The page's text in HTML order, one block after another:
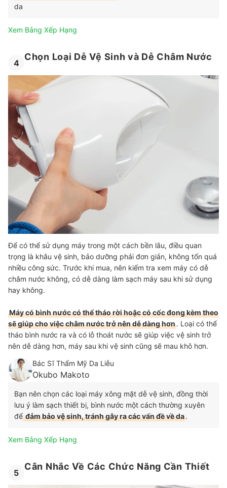
da
Xem Bảng Xếp Hạng
4
Chọn Loại Dễ Vệ Sinh và Dễ Châm Nước
Để có thể sử dụng máy trong một cách bền lâu, điều quan
trọng là khâu vệ sinh, bảo dưỡng phải đơn giản, không tốn quá
nhiều công sức. Trước khi mua, nên kiểm tra xem máy có dễ
châm nước không, có dễ dàng làm sạch máy sau khi sử dụng
hay không.
Máy có bình nước có thể tháo rời hoặc có cốc đong kèm theo
sẽ giúp cho việc châm nước trở nên dễ dàng hơn. Loại có thể
tháo bình nước ra và có lỗ thoát nước sẽ giúp việc vệ sinh trở
nên dễ dàng hơn, máy sau khi vệ sinh cũng sẽ mau khô hơn.
Bác Sĩ Thẩm Mỹ Da Liễu
Okubo Makoto
Bạn nên chọn các loại máy xông mặt dễ vệ sinh, đồng thời
lưu ý làm sạch thiết bị, bình nước một cách thường xuyên
đểđảm bảo vệ sinh, tránh gây ra các vấn đề về da.
Xem Bảng Xếp Hạng
5
Cân Nhắc Về Các Chức Năng Cần Thiết